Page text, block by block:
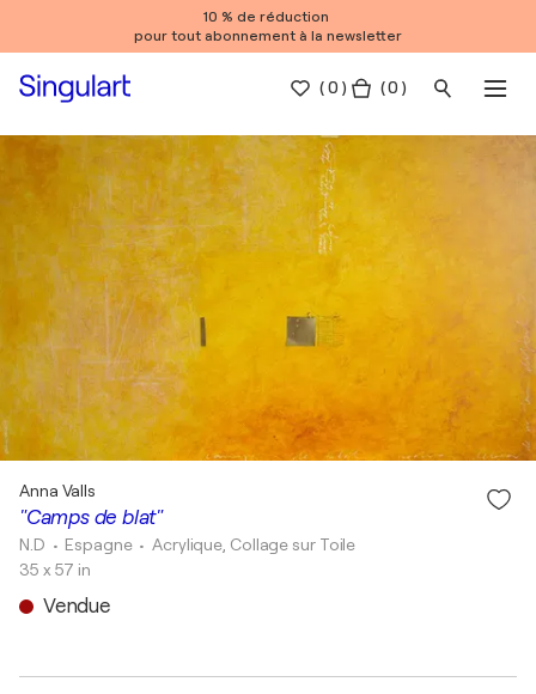
10 % de réduction
pour tout abonnement à la newsletter
(0 ) ( 0 )
"Camps de blat"
Anna Valls
N.D • Espagne •Acrylique, Collage sur Toile
35 x 57 in
Vendue